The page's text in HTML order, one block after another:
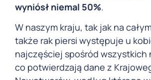
wyniósł niemal 50%.
W naszym kraju, tak jak na
także rak piersi występuje u
najczęściej spośród wszystkich
co potwierdzają dane z